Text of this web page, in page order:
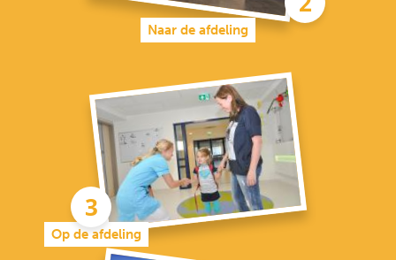
Naar de afdeling
Op de afdeling